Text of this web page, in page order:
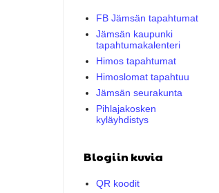
FB Jämsän tapahtumat
Jämsän kaupunki
tapahtumakalenteri
Himos tapahtumat
Himoslomat tapahtuu
Jämsän seurakunta
Pihlajakosken
kyläyhdistys
Blogiin kuvia
QR koodit